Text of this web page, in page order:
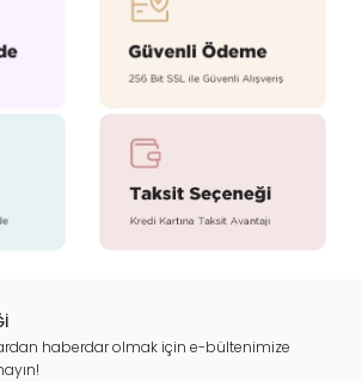
haberdar olmak için e-bültenimize